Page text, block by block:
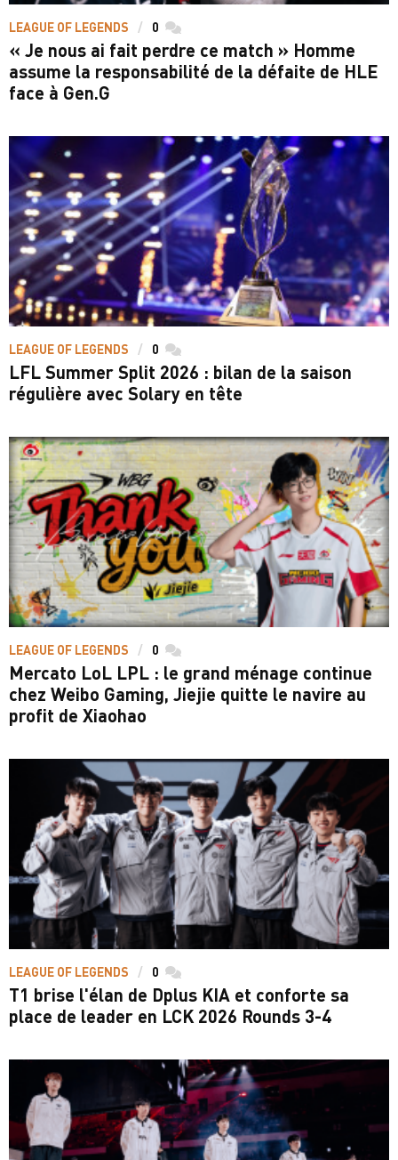
LEAGUE OF LEGENDS 0 commentaires
« Je nous ai fait perdre ce match » Homme
assume la responsabilité de la défaite de HLE
face à Gen.G
LEAGUE OF LEGENDS 0 commentaires
LFL Summer Split 2026 : bilan de la saison
régulière avec Solary en tête
LEAGUE OF LEGENDS 0 commentaires
Mercato LoL LPL : le grand ménage continue
chez Weibo Gaming, Jiejie quitte le navire au
profit de Xiaohao
LEAGUE OF LEGENDS 0 commentaires
T1 brise l'élan de Dplus KIA et conforte sa
place de leader en LCK 2026 Rounds 3-4